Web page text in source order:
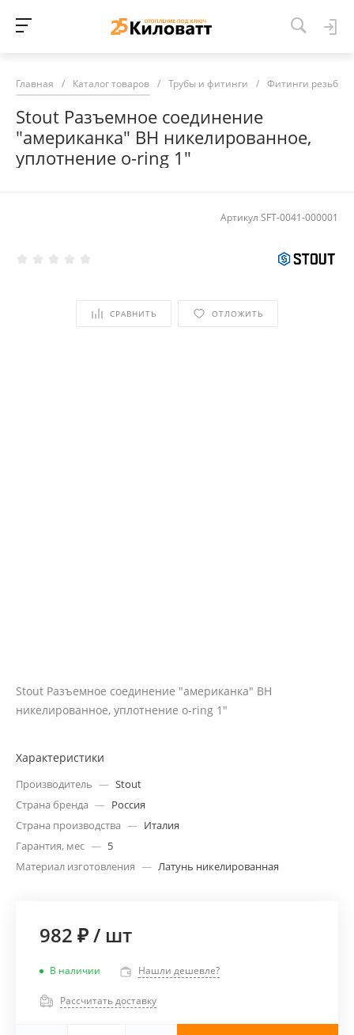
Главная / Каталог товаров / Трубы и фитинги / Фитинги
Stout Разъемное соединение
"американка" ВН никелированное,
уплотнение o-ring 1"
Артикул SFT-0041-000001
СРАВНИТЬ ОТЛОЖИТЬ
Stout Разъемное соединение "американка" ВН
никелированное, уплотнение o-ring 1"
Характеристики
Производитель — Stout
Страна бренда — Россия
Страна производства — Италия
Гарантия, мес — 5
Материал изготовления — Латунь никелированная
982 ₽/ шт
В наличии Нашли дешевле?
Рассчитать доставку